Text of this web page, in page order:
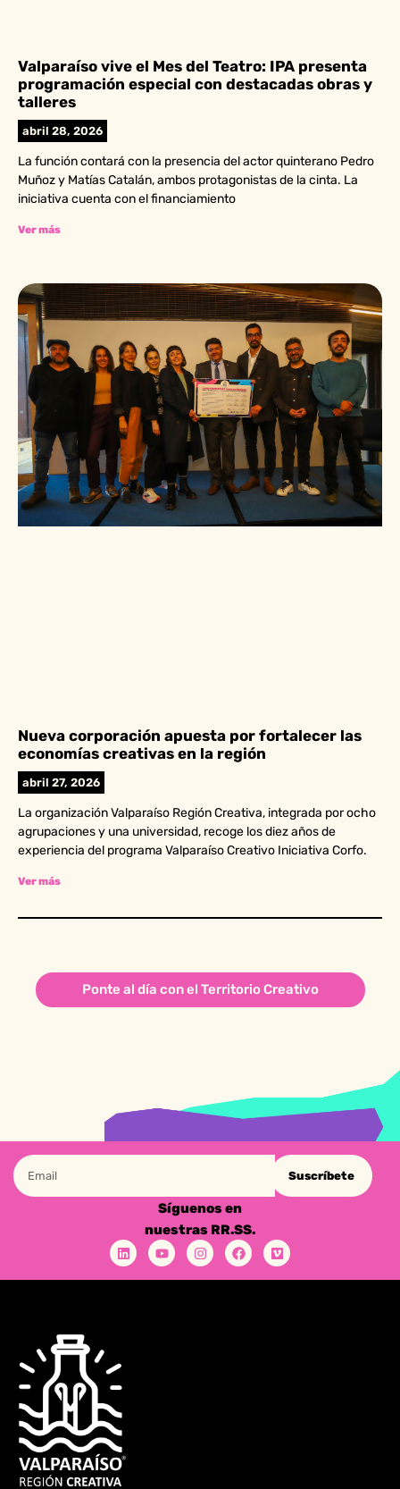
Valparaíso vive el Mes del Teatro: IPA presenta
programación especial con destacadas obras y
talleres
abril 28, 2026
La función contará con la presencia del actor quinterano Pedro
Muñoz y Matías Catalán, ambos protagonistas de la cinta. La
iniciativa cuenta con el financiamiento
Ver más
Nueva corporación apuesta por fortalecer las
economías creativas en la región
abril 27, 2026
La organización Valparaíso Región Creativa, integrada por ocho
agrupaciones y una universidad, recoge los diez años de
experiencia del programa Valparaíso Creativo Iniciativa Corfo.
Ver más
Ponte al día con el Territorio Creativo
Suscríbete
Síguenos en
nuestras RR.SS.